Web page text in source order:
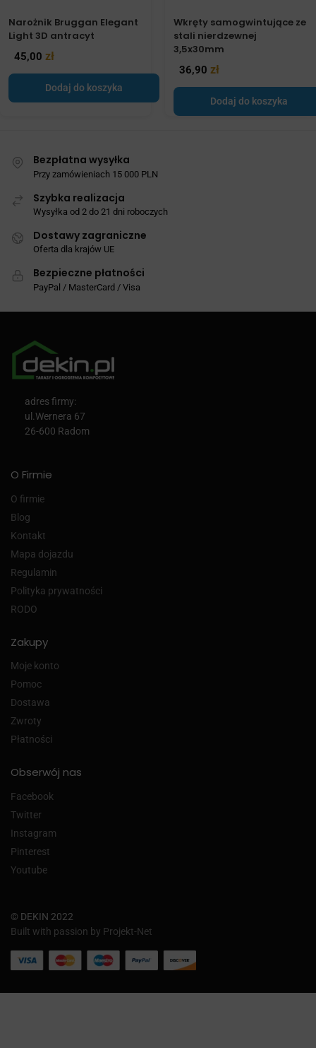
Narożnik Bruggan Elegant
Light 3D antracyt
45,00 zł
Dodaj do koszyka
Wkręty samogwintujące ze
stali nierdzewnej
3,5x30mm
36,90 zł
Dodaj do koszyka
Bezpłatna wysyłka
Przy zamówieniach 15 000 PLN
Szybka realizacja
Wysyłka od 2 do 21 dni roboczych
Dostawy zagraniczne
Oferta dla krajów UE
Bezpieczne płatności
PayPal / MasterCard / Visa
adres firmy:
ul.Wernera 67
26-600 Radom
O Firmie
O firmie
Blog
Kontakt
Mapa dojazdu
Regulamin
Polityka prywatności
RODO
Zakupy
Moje konto
Pomoc
Dostawa
Zwroty
Płatności
Obserwój nas
Facebook
Twitter
Instagram
Pinterest
Youtube
© DEKIN 2022
Built with passion by Projekt-Net